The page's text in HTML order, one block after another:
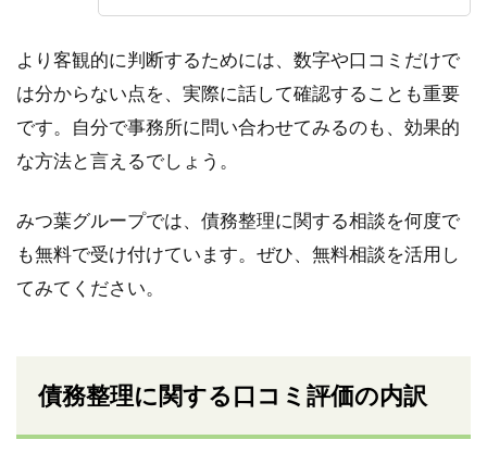
より客観的に判断するためには、数字や口コミだけで
は分からない点を、実際に話して確認することも重要
です。自分で事務所に問い合わせてみるのも、効果的
な方法と言えるでしょう。
みつ葉グループでは、債務整理に関する相談を何度で
も無料で受け付けています。ぜひ、無料相談を活用し
てみてください。
債務整理に関する口コミ評価の内訳